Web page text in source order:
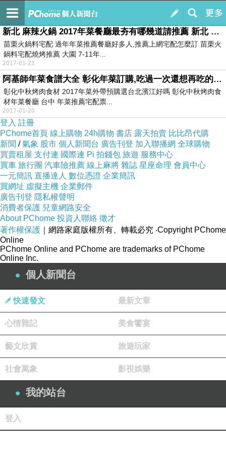
我的
訂閱
新北 麻辣火鍋 2017年菜餐廳最夯有哪幾道請推薦 新北 麻辣火鍋
苗栗火鍋料宅配 過年年菜推薦餐廳好多人,推薦上網宅配怎麼訂 苗栗火
鍋料宅配燒烤推薦 大園 7-11年...
2017-01-21
阿基師年菜食譜大全 彰化年菜訂購,吃過一次還想再吃的年菜美味 阿基師年菜食譜大全
彰化中秋烤肉食材 2017年菜外帶預購選台北濱江好嗎 彰化中秋烤肉食
材年菜餐廳 台中 年菜推薦宅配票...
2017-01-20
登入 註冊
PChome首頁 線上購物 24h購物 書店 露天拍賣 比比昂代購
新聞 /氣象 股市 個人新聞台 廣告刊登 加入聯播網 全球購物
買賣租屋 支付連 國際連 Pi 拍錢包 旅遊 服務中心
買車 旅行團 汽車險推薦 線上麻將 雜誌 星座命理 會員中心
一元簡訊 直播達人 數位憑證 企業簡訊
買網址 虛擬主機 企業郵件
廣告刊登 隱私權聲明
消費者保護 兒童網路安全
About PChome 投資人聯絡 徵才
著作權保護 ｜網路家庭版權所有、轉載必究 ‧Copyright PChome
Online
PChome Online and PChome are trademarks of PChome
Online Inc.
個人新聞台
快速發文 最新文章
心情雜記 美食饗宴
藝文欣賞 旅遊玩家
社會萬象 影視娛樂
我的站台
登入